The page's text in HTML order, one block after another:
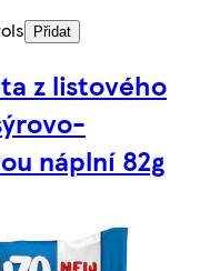
Přidat
z listového
náplní 82g